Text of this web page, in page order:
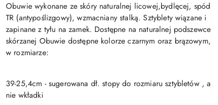
Obuwie wykonane ze skóry naturalnej licowej,bydlęcej, spód
TR (antypoślizgowy), wzmacniany stalką. Sztyblety wiązane i
zapinane z tyłu na zamek. Dostępne na naturalnej podszewce
skórzanej Obuwie dostępne kolorze czarnym oraz brązowym,
w rozmiarze:
39-25,4cm - sugerowana dł. stopy do rozmiaru sztybletów , a
nie wkładki